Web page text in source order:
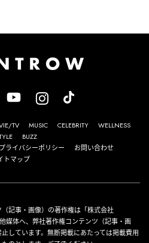
TV MUSIC CELEBRITY
WELLNESS
BUZZ
プライバシーポリシー
お問い合わせ
トマップ
記事・画像）の著作権は「株式会社
媒体へ、弊社著作権コンテンツ（記事・画
しています。無断掲載にあたっては掲載費用